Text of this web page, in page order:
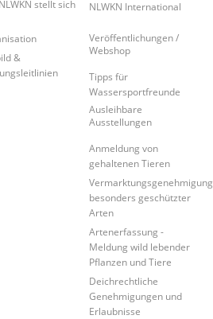
stellt sich
&
NLWKN International
Veröffentlichungen /
Webshop
Tipps für
Wassersportfreunde
Ausleihbare
Ausstellungen
Anmeldung von
gehaltenen Tieren
Vermarktungsgenehmigung
besonders geschützter
Arten
Artenerfassung -
Meldung wild lebender
Pflanzen und Tiere
Deichrechtliche
Genehmigungen und
Erlaubnisse